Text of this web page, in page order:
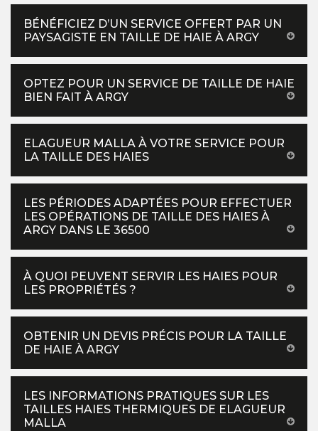
BÉNÉFICIEZ D’UN SERVICE OFFERT PAR UN
PAYSAGISTE EN TAILLE DE HAIE À ARGY
OPTEZ POUR UN SERVICE DE TAILLE DE HAIE
BIEN FAIT À ARGY
ELAGUEUR MALLA À VOTRE SERVICE POUR
LA TAILLE DES HAIES
LES PÉRIODES ADAPTÉES POUR EFFECTUER
LES OPÉRATIONS DE TAILLE DES HAIES À
ARGY DANS LE 36500
À QUOI PEUVENT SERVIR LES HAIES POUR
LES PROPRIÉTÉS ?
OBTENIR UN DEVIS PRÉCIS POUR LA TAILLE
DE HAIE À ARGY
LES INFORMATIONS PRATIQUES SUR LES
TAILLES HAIES THERMIQUES DE ELAGUEUR
MALLA